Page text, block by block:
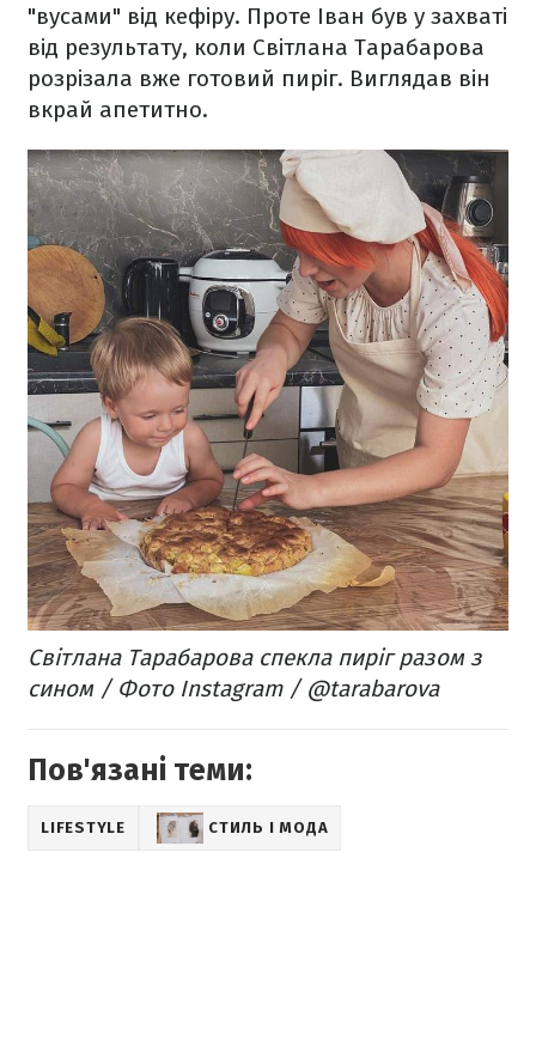
"вусами" від кефіру. Проте Іван був у захваті
від результату, коли Світлана Тарабарова
розрізала вже готовий пиріг. Виглядав він
вкрай апетитно.
Світлана Тарабарова спекла пиріг разом з
сином / Фото Instagram / @tarabarova
Пов'язані теми:
LIFESTYLE СТИЛЬ І МОДА